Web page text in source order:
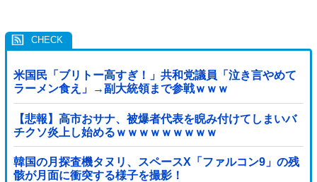
米国民「ブリトー高すぎ！」共和党議員「泣き言やめて
ラーメン食え」→副大統領まで参戦ｗｗｗ
【悲報】高市おサナ、被爆者代表を睨み付けてしまいバ
チクソ炎上し始めるｗｗｗｗｗｗｗｗｗ
韓国の月探査機タヌリ、スペースX「ファルコン9」の残
骸が月面に衝突する様子を撮影！